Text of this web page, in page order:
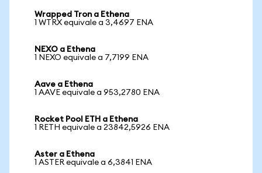
Wrapped Tron a Ethena
1 WTRX equivale a 3,4697 ENA
NEXO a Ethena
1 NEXO equivale a 7,7199 ENA
Aave a Ethena
1 AAVE equivale a 953,2780 ENA
Rocket Pool ETH a Ethena
1 RETH equivale a 23842,5926 ENA
Aster a Ethena
1 ASTER equivale a 6,3841 ENA